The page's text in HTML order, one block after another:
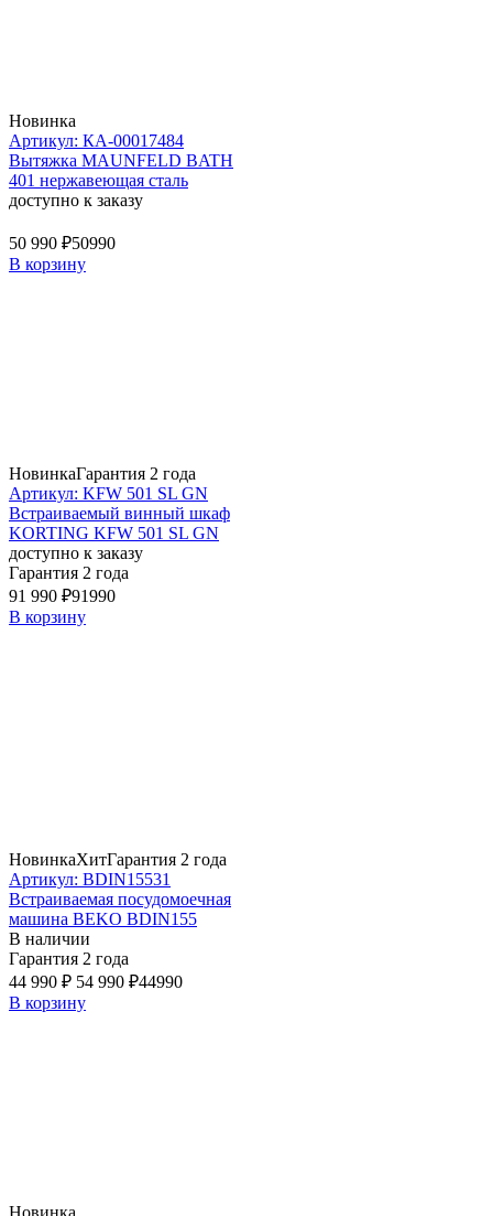
Новинка
Артикул: КА-00017484
Вытяжка MAUNFELD BATH
401 нержавеющая сталь
доступно к заказу
50 990 ₽50990
В корзину
НовинкаГарантия 2 года
Артикул: KFW 501 SL GN
Встраиваемый винный шкаф
KORTING KFW 501 SL GN
доступно к заказу
Гарантия 2 года
91 990 ₽91990
В корзину
НовинкаХитГарантия 2 года
Артикул: BDIN15531
Встраиваемая посудомоечная
машина BEKO BDIN155
В наличии
Гарантия 2 года
44 990 ₽ 54 990 ₽44990
В корзину